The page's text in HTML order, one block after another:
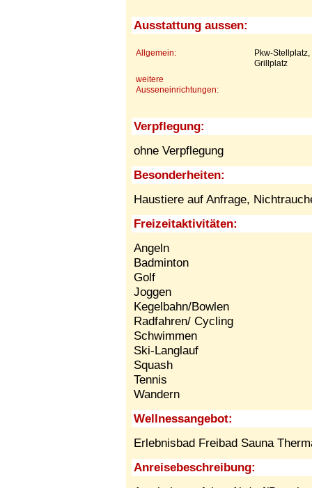
Ausstattung aussen:
Allgemein:
Pkw-
Grillplatz
weitere
Ausseneinrichtungen:
Verpflegung:
ohne Verpflegung
Besonderheiten:
Haustiere auf Anfrage,
Freizeitaktivitäten:
Angeln
Badminton
Golf
Joggen
Kegelbahn/Bowlen
Radfahren/ Cycling
Schwimmen
Ski-Langlauf
Squash
Tennis
Wandern
Wellnessangebot:
Erlebnisbad Freibad Sauna
Anreisebeschreibung: